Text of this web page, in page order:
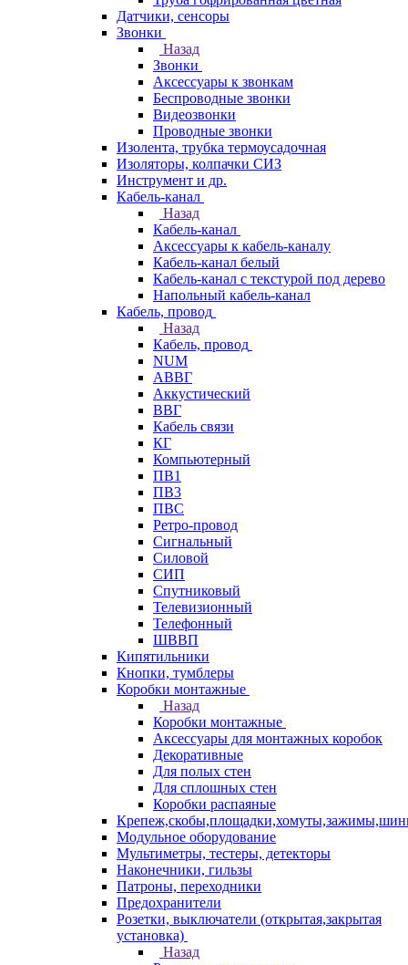
Датчики, сенсоры
Звонки
Назад
Звонки
Аксессуары к звонкам
Беспроводные звонки
Видеозвонки
Проводные звонки
Изолента, трубка термоусадочная
Изоляторы, колпачки СИЗ
Инструмент и др.
Кабель-канал
Назад
Кабель-канал
Аксессуары к кабель-каналу
Кабель-канал белый
Кабель-канал с текстурой под дерево
Напольный кабель-канал
Кабель, провод
Назад
Кабель, провод
NUM
АВВГ
Аккустический
ВВГ
Кабель связи
КГ
Компьютерный
ПВ1
ПВ3
ПВС
Ретро-провод
Сигнальный
Силовой
СИП
Спутниковый
Телевизионный
Телефонный
ШВВП
Кипятильники
Кнопки, тумблеры
Коробки монтажные
Назад
Коробки монтажные
Аксессуары для монтажных коробок
Декоративные
Для полых стен
Для сплошных стен
Коробки распаяные
Модульное оборудование
Мультиметры, тестеры, детекторы
Наконечники, гильзы
Патроны, переходники
Предохранители
Розетки, выключатели (открытая,закрытая
установка)
Назад